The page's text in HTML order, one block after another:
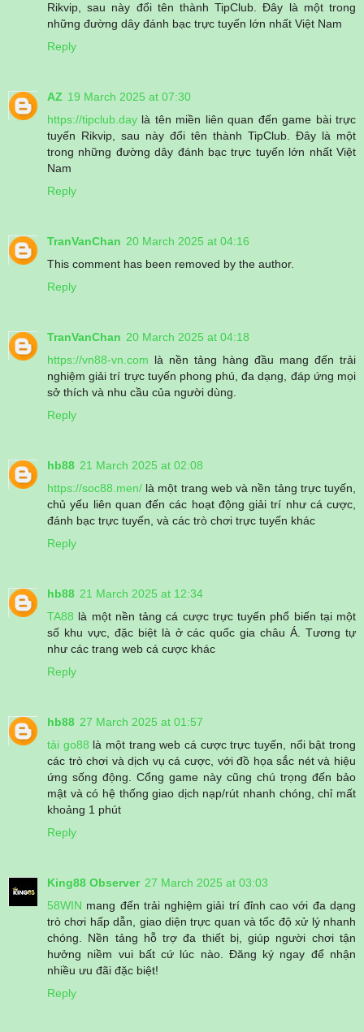
Rikvip, sau này đổi tên thành TipClub. Đây là một trong
những đường dây đánh bạc trực tuyến lớn nhất Việt Nam
Reply
AZ 19 March 2025 at 07:30
https://tipclub.day là tên miền liên quan đến game bài trực
tuyến Rikvip, sau này đổi tên thành TipClub. Đây là một
trong những đường dây đánh bạc trực tuyến lớn nhất Việt
Nam
Reply
TranVanChan 20 March 2025 at 04:16
This comment has been removed by the author.
Reply
TranVanChan 20 March 2025 at 04:18
https://vn88-vn.com là nền tảng hàng đầu mang đến trải
nghiệm giải trí trực tuyến phong phú, đa dạng, đáp ứng mọi
sở thích và nhu cầu của người dùng.
Reply
hb88 21 March 2025 at 02:08
https://soc88.men/ là một trang web và nền tảng trực tuyến,
chủ yếu liên quan đến các hoạt động giải trí như cá cược,
đánh bạc trực tuyến, và các trò chơi trực tuyến khác
Reply
hb88 21 March 2025 at 12:34
TA88 là một nền tảng cá cược trực tuyến phổ biến tại một
số khu vực, đặc biệt là ở các quốc gia châu Á. Tương tự
như các trang web cá cược khác
Reply
hb88 27 March 2025 at 01:57
tải go88 là một trang web cá cược trực tuyến, nổi bật trong
các trò chơi và dịch vụ cá cược, với đồ họa sắc nét và hiệu
ứng sống động. Cổng game này cũng chú trọng đến bảo
mật và có hệ thống giao dịch nạp/rút nhanh chóng, chỉ mất
khoảng 1 phút
Reply
King88 Observer 27 March 2025 at 03:03
58WIN mang đến trải nghiệm giải trí đỉnh cao với đa dạng
trò chơi hấp dẫn, giao diện trực quan và tốc độ xử lý nhanh
chóng. Nền tảng hỗ trợ đa thiết bị, giúp người chơi tận
hưởng niềm vui bất cứ lúc nào. Đăng ký ngay để nhận
nhiều ưu đãi đặc biệt!
Reply